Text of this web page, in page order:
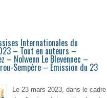
Internationales du
– Tout en auteurs –
– Nolwenn Le Blevennec –
Sempère – Émission du 23
Le 23 mars 2023, dans le cadre